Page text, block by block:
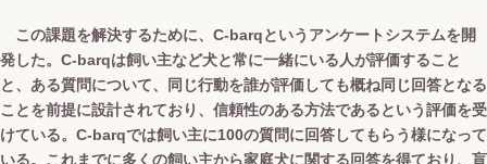
この課題を解決するために、C-barqというアンケートシステムを開
発した。C-barqは飼い主など犬と常に一緒にいる人が評価すること
と、ある質問について、同じ行動を誰が評価しても概ね同じ回答となる
ことを前提に設計されており、信頼性のある方法であるという評価を受
けている。C-barqでは飼い主に100の質問に回答してもらう様になって
いる。これまでに多くの飼い主から家庭犬に関する回答を得ており、盲